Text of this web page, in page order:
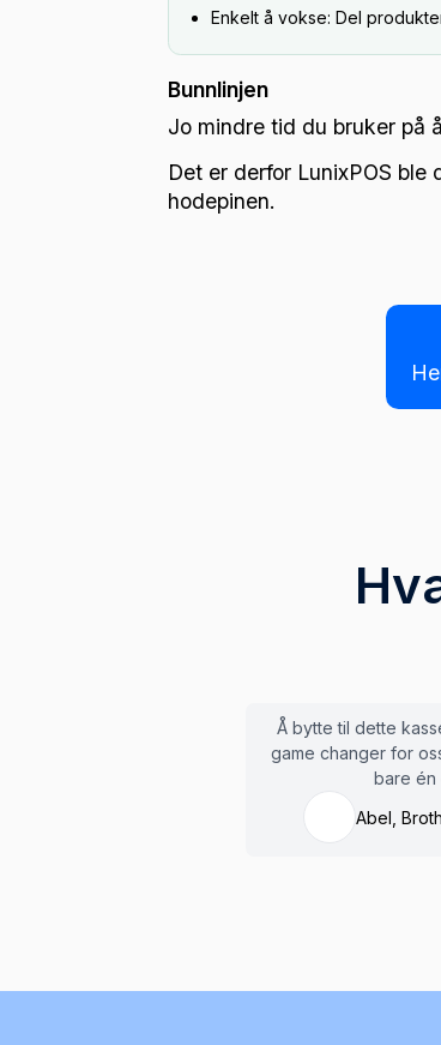
Enkelt å vokse: Del
Bunnlinjen
Jo mindre tid du bruker på
Det er derfor LunixPOS
hodepinen.
Å bytte til dette
game changer for
bare én
Abel,